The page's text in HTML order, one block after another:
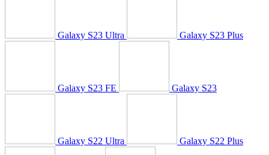
Galaxy S23 Ultra Galaxy S23 Plus
Galaxy S23 FE Galaxy S23
Galaxy S22 Ultra Galaxy S22 Plus